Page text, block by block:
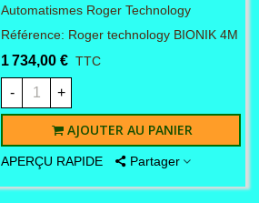
Automatismes Roger Technology
Référence: Roger technology BIONIK 4M
1 734,00 € TTC
- +
AJOUTER AU PANIER
APERÇU RAPIDE Partager